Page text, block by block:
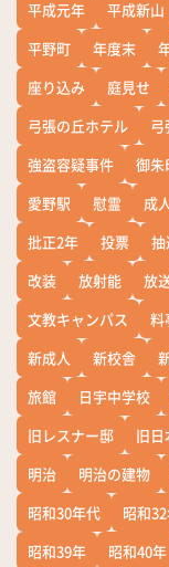
平成元年
平成新山
平野町
年度末
座り込み
庭見せ
弓張の丘ホテル
弓
強盗容疑事件
御朱
愛野駅
慰霊 成
批正2年
投票
改装
放射能 放
文教キャンパス
料
新成人
新校舎
旅館
日宇中学校
旧レスナー邸
旧日
明治
明治の建物
昭和30年代
昭和
昭和39年
昭和40年